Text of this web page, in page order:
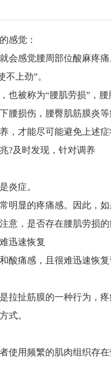
感觉：
感觉腰周部位酸麻疼痛
上劲”。
被称为“腰肌劳损”，腰
腰损伤，腰臀肌筋膜炎
，才能尽可能避免上述症
及时发现，针对调养
炎症。
显的疼痛感。因此，如
意，是否存在腰肌劳损的
迅速恢复
痛感，且很难迅速恢复
扯筋膜的一种行为，疼
式。
使用频繁的肌肉组织存在